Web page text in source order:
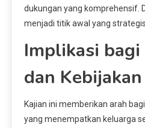
dukungan yang komprehensif.
menjadi titik awal yang
Implikasi
dan Kebijakan
Kajian ini memberikan arah
yang menempatkan keluarga